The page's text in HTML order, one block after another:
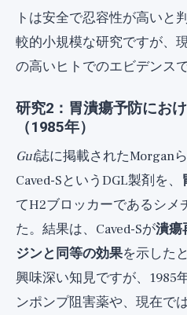
トは安全で忍容性が高いと
較的小規模な研究ですが、
の高いヒトでのエビデンスで
研究2：胃潰瘍予防にお
（1985年）
Gut誌に掲載されたMorgan
Caved-SというDGL製剤を、
てH2ブロッカーであるシメ
た。結果は、Caved-Sが潰瘍
ジンと同等の効果を示した
興味深い知見ですが、1985
ンポンプ阻害薬や、現在で